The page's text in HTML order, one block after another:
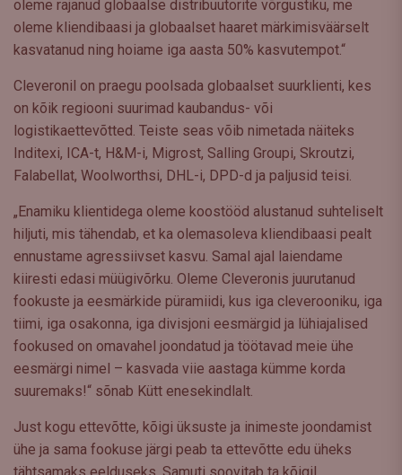
oleme rajanud globaalse distribuutorite võrgustiku, me
oleme kliendibaasi ja globaalset haaret märkimisväärselt
kasvatanud ning hoiame iga aasta 50% kasvutempot.“
Cleveronil on praegu poolsada globaalset suurklienti, kes
on kõik regiooni suurimad kaubandus- või
logistikaettevõtted. Teiste seas võib nimetada näiteks
Inditexi, ICA-t, H&M-i, Migrost, Salling Groupi, Skroutzi,
Falabellat, Woolworthsi, DHL-i, DPD-d ja paljusid teisi.
„Enamiku klientidega oleme koostööd alustanud suhteliselt
hiljuti, mis tähendab, et ka olemasoleva kliendibaasi pealt
ennustame agressiivset kasvu. Samal ajal laiendame
kiiresti edasi müügivõrku. Oleme Cleveronis juurutanud
fookuste ja eesmärkide püramiidi, kus iga cleverooniku, iga
tiimi, iga osakonna, iga divisjoni eesmärgid ja lühiajalised
fookused on omavahel joondatud ja töötavad meie ühe
eesmärgi nimel – kasvada viie aastaga kümme korda
suuremaks!“ sõnab Kütt enesekindlalt.
Just kogu ettevõtte, kõigi üksuste ja inimeste joondamist
ühe ja sama fookuse järgi peab ta ettevõtte edu üheks